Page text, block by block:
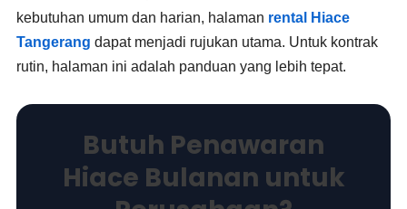
kebutuhan umum dan harian, halaman rental Hiace
Tangerang dapat menjadi rujukan utama. Untuk kontrak
rutin, halaman ini adalah panduan yang lebih tepat.
Butuh Penawaran
Hiace Bulanan untuk